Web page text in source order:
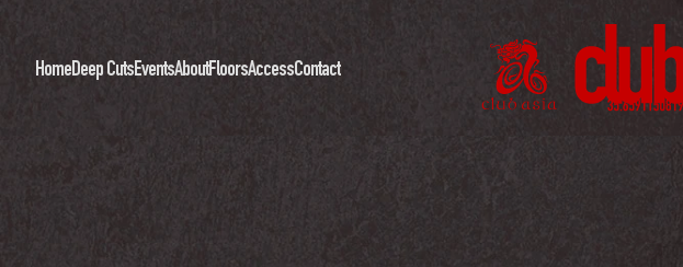
HomeDeep CutsEventsAboutFloorsAccessContact